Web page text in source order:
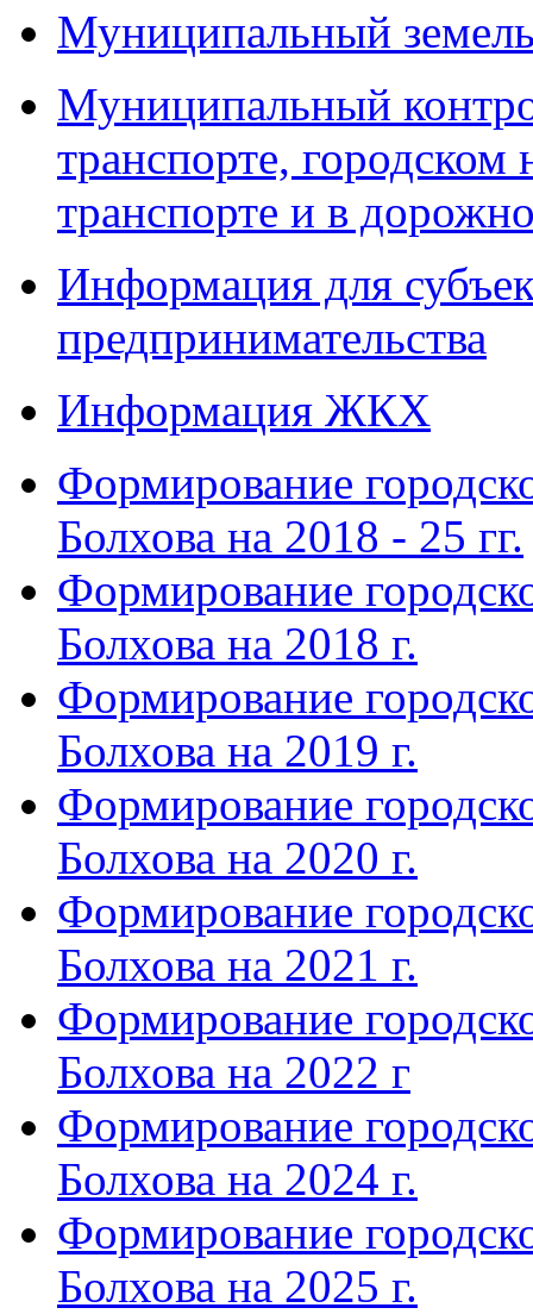
Муниципальный
Муниципальный
транспорте, городском
транспорте и в
Информация для
предпринимательства
Информация ЖКХ
Формирование
Болхова на 2018 - 25 гг.
Формирование
Болхова на 2018 г.
Формирование
Болхова на 2019 г.
Формирование
Болхова на 2020 г.
Формирование
Болхова на 2021 г.
Формирование
Болхова на 2022 г
Формирование
Болхова на 2024 г.
Формирование
Болхова на 2025 г.